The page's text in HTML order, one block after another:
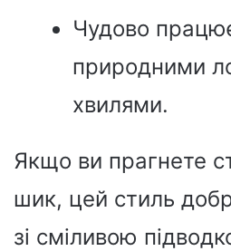
Чудово
природними
хвилями.
Якщо ви прагнете
шик, цей стиль
зі сміливою